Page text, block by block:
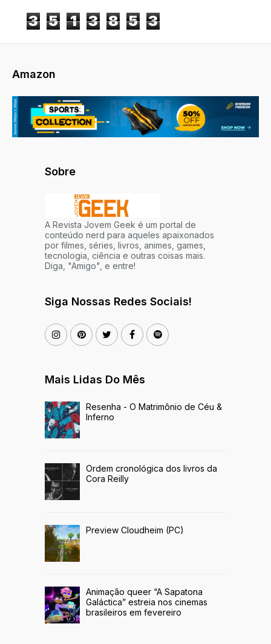
3 5 1 3 8 5 3
Amazon
Sobre
A Revista Jovem Geek é um portal de
conteúdo nerd para aqueles apaixonados
por filmes, séries, livros, animes, games,
tecnologia, ciência e outras coisas mais.
Diga, "Amigo", e entre!
Siga Nossas Redes Sociais!
Mais Lidas Do Mês
Resenha - O Matrimônio de Céu &
Inferno
Ordem cronológica dos livros da
Cora Reilly
Preview Cloudheim (PC)
Animação queer “A Sapatona
Galáctica” estreia nos cinemas
brasileiros em fevereiro